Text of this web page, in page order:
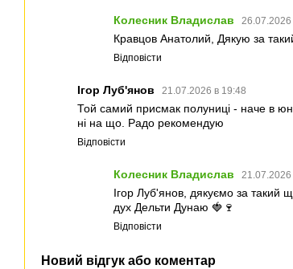
Колесник Владислав 26.07.2026
Кравцов Анатолий, Дякую за
Відповісти
Ігор Луб'янов 21.07.2026 в 19:48
Той самий присмак полуниці - наче в
ні на що. Радо рекомендую
Відповісти
Колесник Владислав 21.07.2026
Ігор Луб'янов, дякуємо за такий
дух Дельти Дунаю 🍓🍷
Відповісти
Новий відгук або коментар